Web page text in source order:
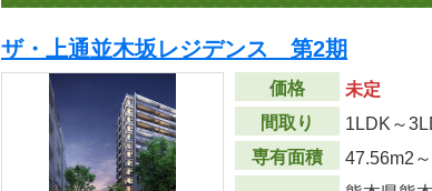
ザ・上通並木坂レジデンス 第2期
価格
未定
間取り
1LDK～
専有面積
47.56m2